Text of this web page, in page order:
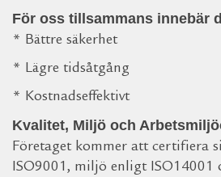
För oss tillsammans innebär
* Bättre säkerhet
* Lägre tidsåtgång
* Kostnadseffektivt
Kvalitet, Miljö och
Företaget kommer att certifiera
ISO9001, miljö enligt ISO14001